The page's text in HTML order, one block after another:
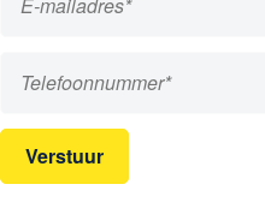
Verstuur